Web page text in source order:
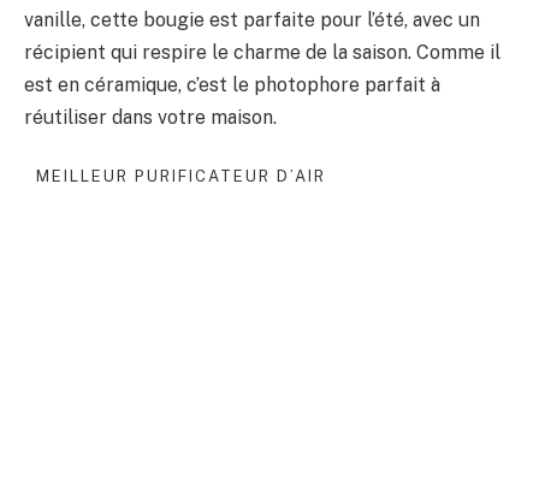
vanille, cette bougie est parfaite pour l’été, avec un
récipient qui respire le charme de la saison. Comme il
est en céramique, c’est le photophore parfait à
réutiliser dans votre maison.
MEILLEUR PURIFICATEUR D’AIR